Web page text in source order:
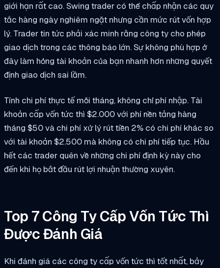
giới hạn rất cao. Swing trader có thể chấp nhận các quy
tắc hàng ngày nghiêm ngặt nhưng cần mức rút vốn hợp
lý. Trader tin tức phải xác minh rằng công ty cho phép
giao dịch trong các thông báo lớn. Sự không phù hợp ở
đây làm hỏng tài khoản của bạn nhanh hơn những quyết
định giao dịch sai lầm.
Tính chi phí thực tế mỗi tháng, không chỉ phí nhập. Tài
khoản cấp vốn tức thì $2.000 với phí nền tảng hàng
tháng $50 và chi phí xử lý rút tiền 2% có chi phí khác so
với tài khoản $2.500 mà không có chi phí tiếp tục. Hầu
hết các trader quên về những chi phí định kỳ này cho
đến khi họ bắt đầu rút lợi nhuận thường xuyên.
Top 7 Công Ty Cấp Vốn Tức Thì
Được Đánh Giá
Khi đánh giá các công ty cấp vốn tức thì tốt nhất, bảy